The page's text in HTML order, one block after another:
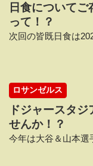
日食について
って！？
次回の皆既日食は
ロサンゼルス
ドジャースタ
せんか！？
今年は大谷＆山本選